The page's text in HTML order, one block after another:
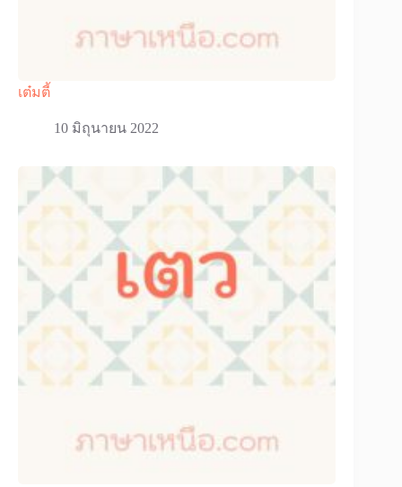
เต๋มตี้
10 มิถุนายน 2022